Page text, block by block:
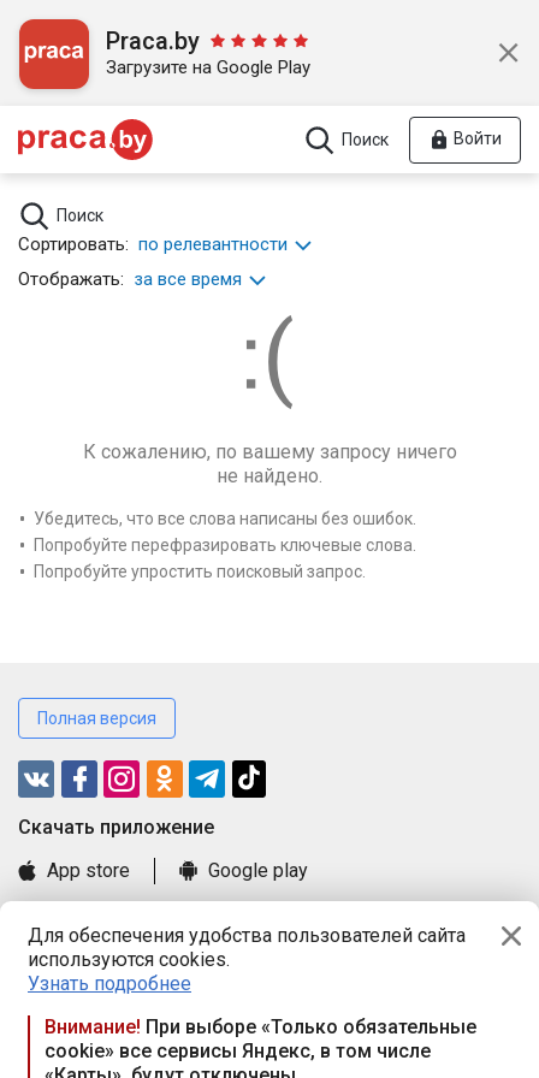
Для обеспечения удобства пользователей сайта
используются cookies.
Узнать подробнее
Внимание! При выборе «Только обязательные
cookie» все сервисы Яндекс, в том числе
Praca.by
Загрузите на Google Play
Поиск Войти
Поиск
Сортировать: по релевантности
Отображать: за все время
К сожалению, по вашему запросу ничего
не найдено.
Убедитесь, что все слова написаны без ошибок.
Попробуйте перефразировать ключевые слова.
Попробуйте упростить поисковый запрос.
Полная версия
Cкачать приложение
App store
Google play
Книга замечаний и предложений
Правила и документы
Praca.by © 2000—2026, ООО «ПРАЦА БАЙ»
Республика Беларусь, 220114, г. Минск, пр-т Независимости
117а, пом. № 9.